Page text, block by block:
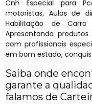
Cnh Especial para
motoristas, Aulas de
Habilitação de
Apresentando
com profissionais
em bom estado,
Saiba onde
garante a
falamos de